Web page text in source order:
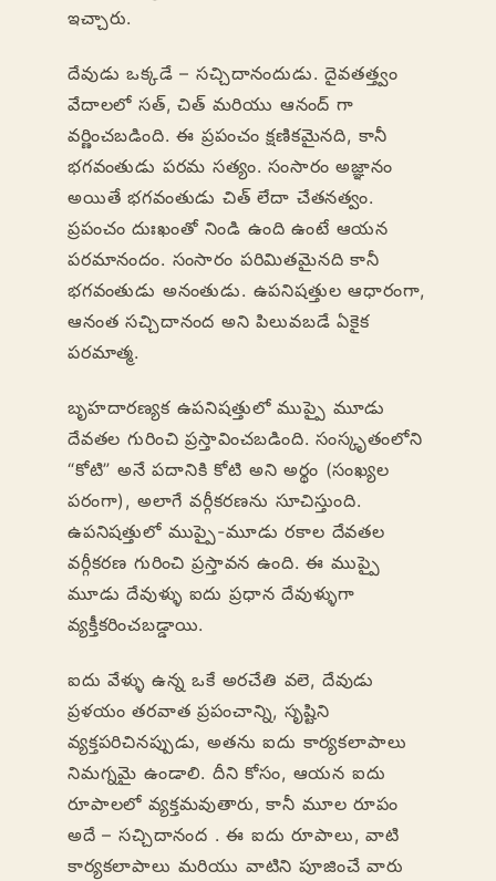
ఇచ్చారు.
దేవుడు ఒక్కడే – సచ్చిదానందుడు. దైవతత్త్వం
వేదాలలో సత్, చిత్ మరియు ఆనంద్ గా
వర్ణించబడింది. ఈ ప్రపంచం క్షణికమైనది, కానీ
భగవంతుడు పరమ సత్యం. సంసారం అజ్ఞానం
అయితే భగవంతుడు చిత్ లేదా చేతనత్వం.
ప్రపంచం దుఃఖంతో నిండి ఉంది ఉంటే ఆయన
పరమానందం. సంసారం పరిమితమైనది కానీ
భగవంతుడు అనంతుడు. ఉపనిషత్తుల ఆధారంగా,
ఆనంత సచ్చిదానంద అని పిలువబడే ఏకైక
పరమాత్మ.
బృహదారణ్యక ఉపనిషత్తులో ముప్పై మూడు
దేవతల గురించి ప్రస్తావించబడింది. సంస్కృతంలోని
“కోటి” అనే పదానికి కోటి అని అర్థం (సంఖ్యల
పరంగా), అలాగే వర్గీకరణను సూచిస్తుంది.
ఉపనిషత్తులో ముప్పై-మూడు రకాల దేవతల
వర్గీకరణ గురించి ప్రస్తావన ఉంది. ఈ ముప్పై
మూడు దేవుళ్ళు ఐదు ప్రధాన దేవుళ్ళుగా
వ్యక్తీకరించబడ్డాయి.
ఐదు వేళ్ళు ఉన్న ఒకే అరచేతి వలె, దేవుడు
ప్రళయం తరవాత ప్రపంచాన్ని, సృష్టిని
వ్యక్తపరిచినప్పుడు, అతను ఐదు కార్యకలాపాలు
నిమగ్నమై ఉండాలి. దీని కోసం, ఆయన ఐదు
రూపాలలో వ్యక్తమవుతారు, కానీ మూల రూపం
అదే – సచ్చిదానంద . ఈ ఐదు రూపాలు, వాటి
కార్యకలాపాలు మరియు వాటిని పూజించే వారు